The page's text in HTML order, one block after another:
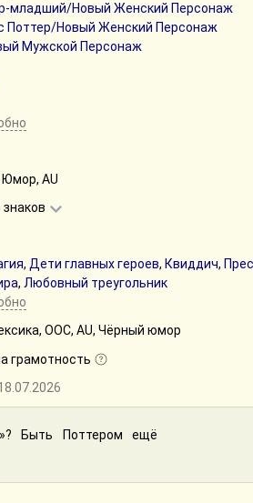
младший/Новый Женский Персонаж
Поттер/Новый Женский Персонаж
Мужской Персонаж
AU
, Дети главных героев, Квиддич,
, Любовный треугольник
ООС, AU, Чёрный юмор
грамотность
Быть Поттером ещё